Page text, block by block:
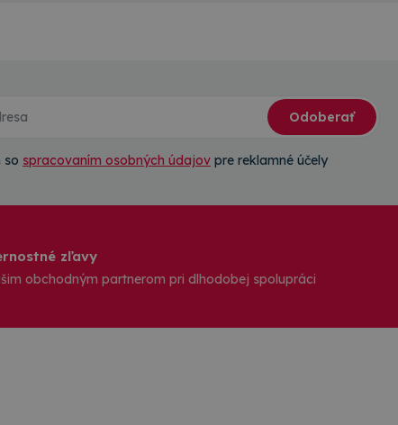
Odoberať
so spracovaním osobných údajov pre reklamné účely
zľavy
obchodným partnerom pri dlhodobej spolupráci